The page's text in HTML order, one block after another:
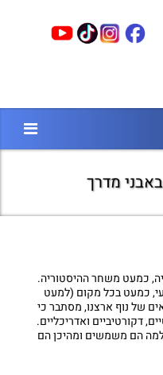
מדרך
כמעט משחר ההיסטוריה.
כמעט בכל מקום (למעט
של נוף ארצנו, מסתבר כי
ואדריכליים.
הם משמשים ומהיכן הם